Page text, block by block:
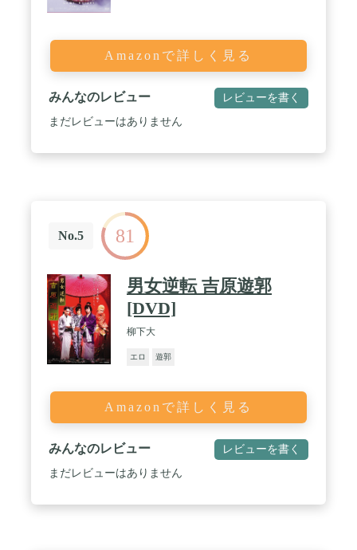
Amazonで詳しく見る
みんなのレビュー レビューを書く
まだレビューはありません
No.5 81
男女逆転 吉原遊郭
[DVD]
柳下大
エロ 遊郭
Amazonで詳しく見る
みんなのレビュー レビューを書く
まだレビューはありません